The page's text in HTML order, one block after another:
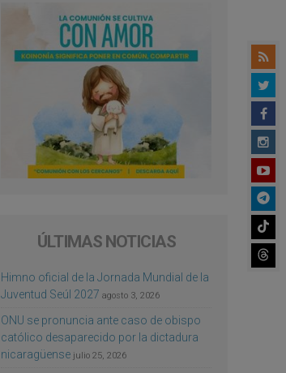
ÚLTIMAS NOTICIAS
Himno oficial de la Jornada Mundial de la
Juventud Seúl 2027 agosto 3, 2026
ONU se pronuncia ante caso de obispo
católico desaparecido por la dictadura
nicaragüense julio 25, 2026